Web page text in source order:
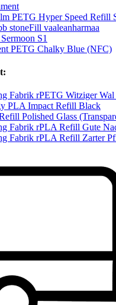
PETG Hyper Speed Refill
stoneFill vaaleanharmaa
S1
PETG Chalky Blue (NFC)
Fabrik rPETG Witziger Wal
PLA Impact Refill Black
Polished Glass
Fabrik rPLA Refill Gute
Fabrik rPLA Refill Zarter